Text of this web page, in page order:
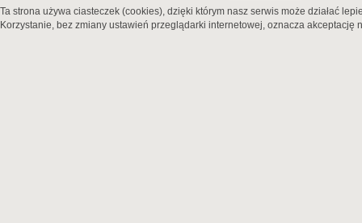
Ta strona używa ciasteczek (cookies), dzięki którym nasz serwis może działać
Korzystanie, bez zmiany ustawień przeglądarki internetowej, oznacza akceptację